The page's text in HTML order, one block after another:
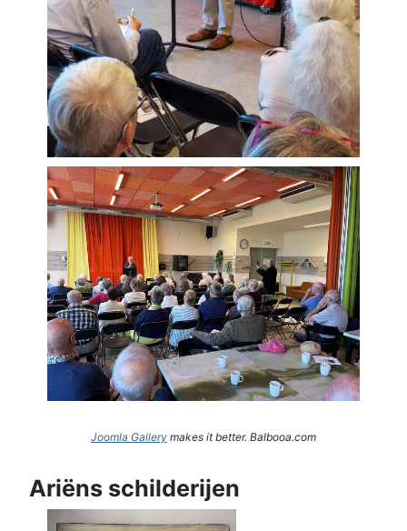
Joomla Gallery makes it better. Balbooa.com
Ariëns schilderijen